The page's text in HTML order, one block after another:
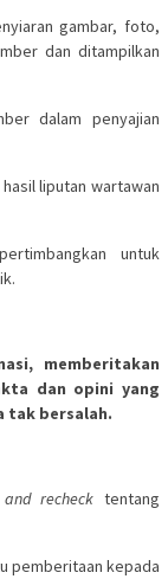
gambar, foto,
dan ditampilkan
dalam penyajian
liputan wartawan
untuk
memberitakan
dan opini yang
tak bersalah.
recheck tentang
pemberitaan kepada